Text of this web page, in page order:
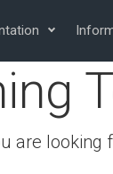
are looking